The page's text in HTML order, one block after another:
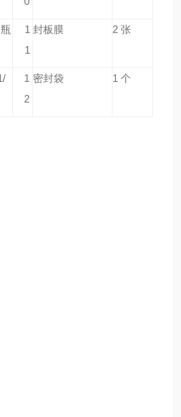
1
1
封板膜 2 张
1
2
密封袋 1 个